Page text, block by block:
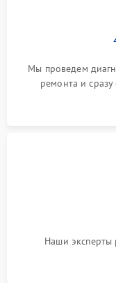
Мы проведем
ремонта и
Наши эксперты